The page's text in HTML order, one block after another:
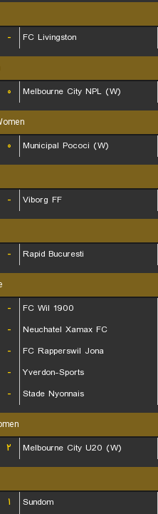
- FC Livingston
۰ Melbourne City NPL (W)
۰ Municipal Pococi (W)
- Viborg FF
- Rapid Bucuresti
-
FC Wil 1900
-
Neuchatel Xamax FC
-
FC Rapperswil Jona
-
Yverdon-Sports
- Stade Nyonnais
۲ Melbourne City U20 (W)
۱
Sundom